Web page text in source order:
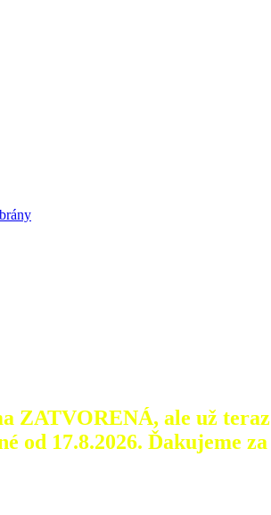
ZATVORENÁ, ale už
od 17.8.2026. Ďakujeme